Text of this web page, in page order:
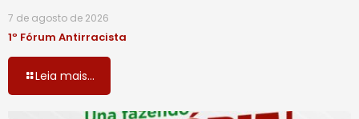
7 de agosto de 2026
1º Fórum Antirracista
Leia mais...